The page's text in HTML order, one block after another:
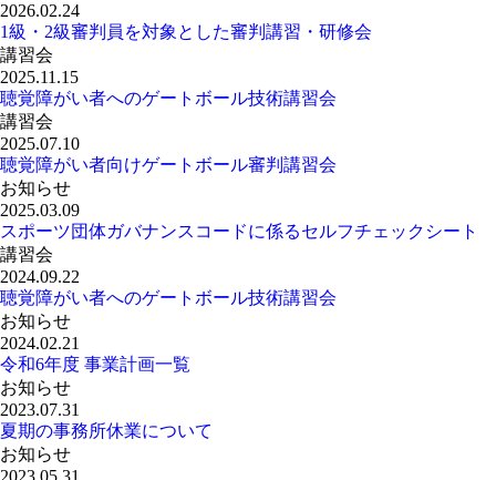
2026.02.24
1級・2級審判員を対象とした審判講習・研修会
講習会
2025.11.15
聴覚障がい者へのゲートボール技術講習会
講習会
2025.07.10
聴覚障がい者向けゲートボール審判講習会
お知らせ
2025.03.09
スポーツ団体ガバナンスコードに係るセルフチェックシート
講習会
2024.09.22
聴覚障がい者へのゲートボール技術講習会
お知らせ
2024.02.21
令和6年度 事業計画一覧
お知らせ
2023.07.31
夏期の事務所休業について
お知らせ
2023.05.31